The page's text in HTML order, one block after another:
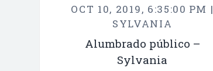
OCT 10, 2019, 6:35:00 PM |
SYLVANIA
Alumbrado público –
Sylvania